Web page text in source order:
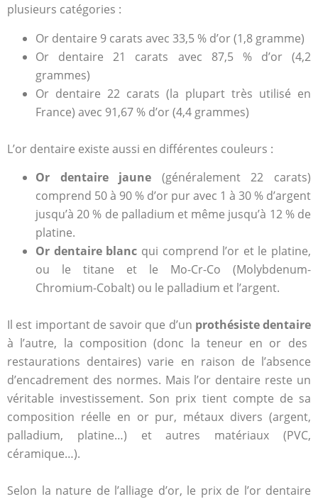
plusieurs catégories :
Or dentaire 9 carats avec 33,5 % d’or (1,8 gramme)
Or dentaire 21 carats avec 87,5 % d’or (4,2
grammes)
Or dentaire 22 carats (la plupart très utilisé en
France) avec 91,67 % d’or (4,4 grammes)
L’or dentaire existe aussi en différentes couleurs :
Or dentaire jaune (généralement 22 carats)
comprend 50 à 90 % d’or pur avec 1 à 30 % d’argent
jusqu’à 20 % de palladium et même jusqu’à 12 % de
platine.
Or dentaire blanc qui comprend l’or et le platine,
ou le titane et le Mo-Cr-Co (Molybdenum-
Chromium-Cobalt) ou le palladium et l’argent.
Il est important de savoir que d’un prothésiste dentaire
à l’autre, la composition (donc la teneur en or des
restaurations dentaires) varie en raison de l’absence
d’encadrement des normes. Mais l’or dentaire reste un
véritable investissement. Son prix tient compte de sa
composition réelle en or pur, métaux divers (argent,
palladium, platine…) et autres matériaux (PVC,
céramique…).
Selon la nature de l’alliage d’or, le prix de l’or dentaire